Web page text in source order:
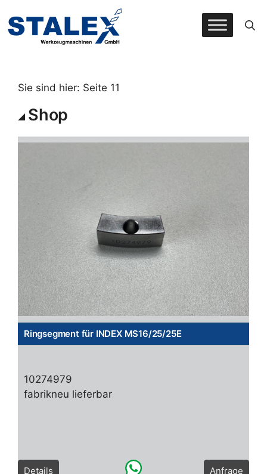
Inhalt
springen
Sie sind hier: Seite 11
Shop
Ringsegment für INDEX MS16/25/25E
10274979
fabrikneu lieferbar
Details Anfrage